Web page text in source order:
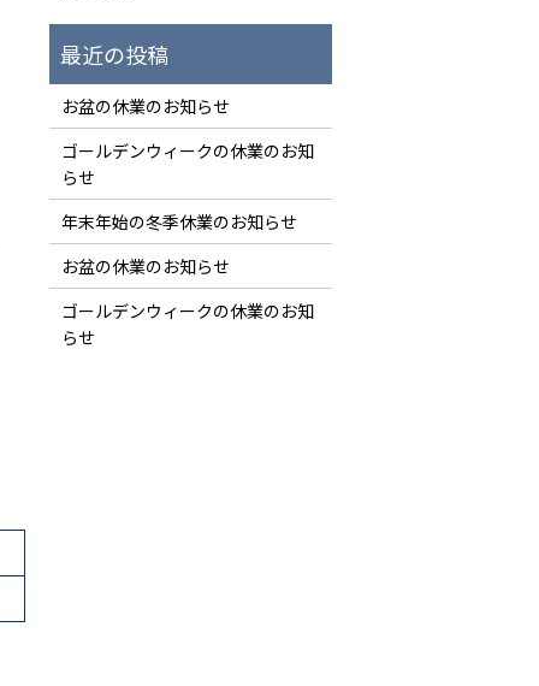
お盆の休業のお知らせ
ゴールデンウィークの休業のお知
らせ
年末年始の冬季休業のお知らせ
お盆の休業のお知らせ
ゴールデンウィークの休業のお知
らせ